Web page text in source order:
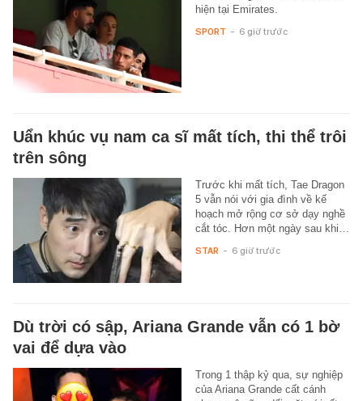
hiện tại Emirates.
SPORT - 6 giờ trước
Uẩn khúc vụ nam ca sĩ mất tích, thi thể trôi
trên sông
Trước khi mất tích, Tae Dragon
5 vẫn nói với gia đình về kế
hoạch mở rộng cơ sở dạy nghề
cắt tóc. Hơn một ngày sau khi…
STAR - 6 giờ trước
Dù trời có sập, Ariana Grande vẫn có 1 bờ
vai để dựa vào
Trong 1 thập kỷ qua, sự nghiệp
của Ariana Grande cất cánh